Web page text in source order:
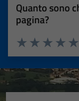
Quanto sono
pagina?
Valuta
Valuta 3
Valuta 2 stelle
Valuta 1 stelle su 5